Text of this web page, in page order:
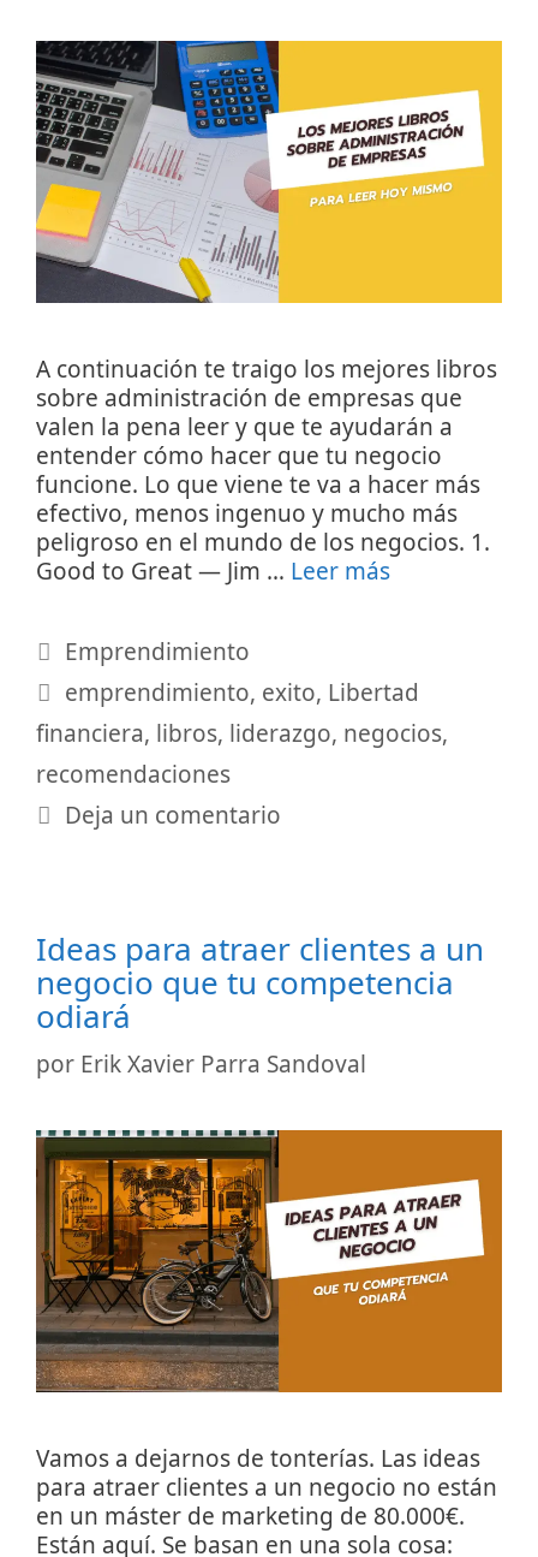
A continuación te traigo los mejores libros
sobre administración de empresas que
valen la pena leer y que te ayudarán a
entender cómo hacer que tu negocio
funcione. Lo que viene te va a hacer más
efectivo, menos ingenuo y mucho más
peligroso en el mundo de los negocios. 1.
Good to Great — Jim … Leer más
Categorías
Emprendimiento
Etiquetas
emprendimiento, exito, Libertad
financiera, libros, liderazgo, negocios,
recomendaciones
Deja un comentario
Ideas para atraer clientes a un
negocio que tu competencia
odiará
por Erik Xavier Parra Sandoval
Vamos a dejarnos de tonterías. Las ideas
para atraer clientes a un negocio no están
en un máster de marketing de 80.000€.
Están aquí. Se basan en una sola cosa: